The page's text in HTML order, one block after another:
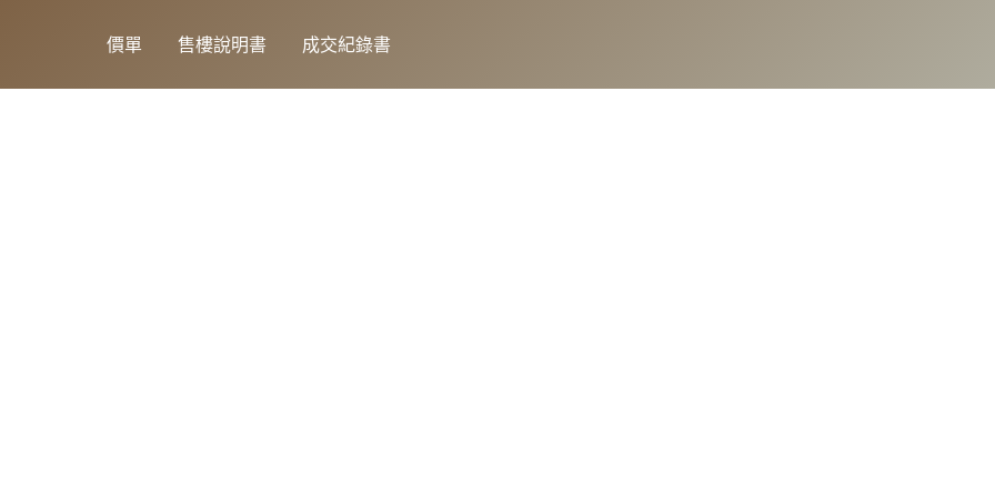
價單 售樓說明書 成交紀錄書